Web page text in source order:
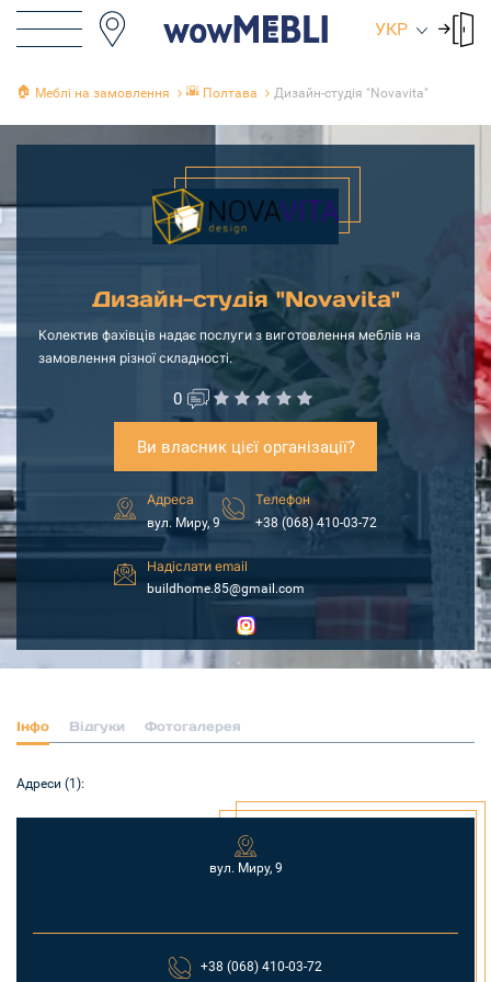
УКР
🏠 Меблі на замовлення 🌇 Полтава Дизайн-студія "Novavita"
Дизайн-студія "Novavita"
Колектив фахівців надає послуги з виготовлення меблів на
замовлення різної складності.
0
Ви власник цієї організації?
Адреса
вул. Миру, 9
Телефон
+38 (068) 410-03-72
Надіслати email
buildhome.85@gmail.com
Інфо Відгуки Фотогалерея
Адреси (1):
вул. Миру, 9
+38 (068) 410-03-72